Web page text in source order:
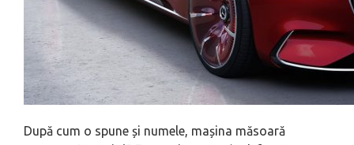
După cum o spune și numele, mașina măsoară